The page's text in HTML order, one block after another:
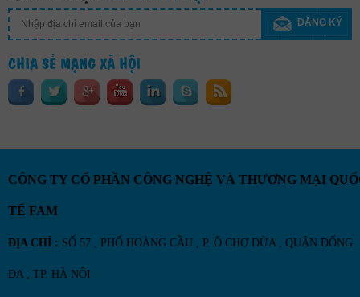
ĐĂNG KÝ
CHIA SẺ MẠNG XÃ HỘI
CÔNG TY CỔ PHẦN CÔNG NGHỆ VÀ THƯƠNG MẠI
TẾ FAM
ĐỊA CHỈ : SỐ 57 , PHỐ HOÀNG CẦU , P. Ô CHỢ DỪA , QUẬN ĐỐNG
ĐA , TP. HÀ NÔI